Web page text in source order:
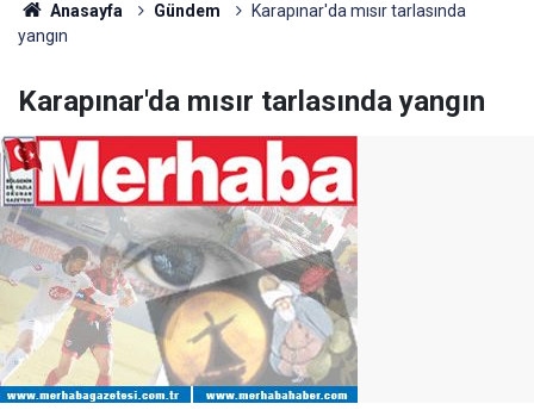
Anasayfa Gündem
Karapınar'da mısır tarlasında
yangın
Karapınar'da mısır tarlasında yangın